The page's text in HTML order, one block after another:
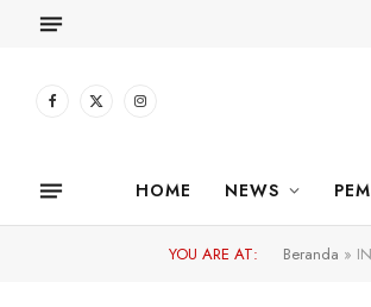
Facebook
X
Instagram
HOME NEWS
YOU ARE AT: Beranda »